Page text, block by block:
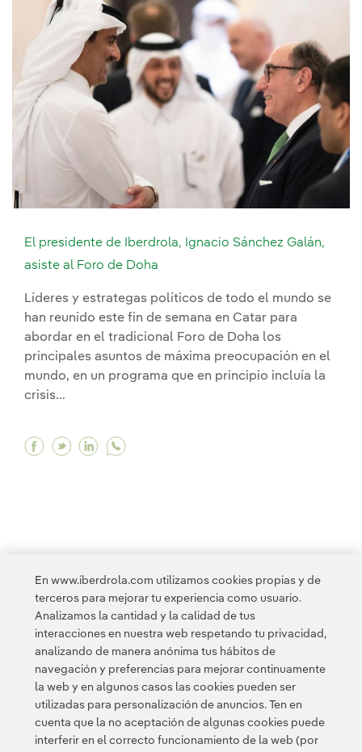
El presidente de Iberdrola, Ignacio Sánchez Galán,
asiste al Foro de Doha
Líderes y estrategas políticos de todo el mundo se
han reunido este fin de semana en Catar para
abordar en el tradicional Foro de Doha los
principales asuntos de máxima preocupación en el
mundo, en un programa que en principio incluía la
crisis...
Facebook El presidente de Iberdrola, Ignacio
Twitter El presidente de Iberdrola, Ignacio
Linkedin El presidente de Iberdrola,
12 13 15 16
Contacta Clientes Política de Privacidad Información legal
En www.iberdrola.com utilizamos cookies propias y de
terceros para mejorar tu experiencia como usuario.
Analizamos la cantidad y la calidad de tus
interacciones en nuestra web respetando tu privacidad,
analizando de manera anónima tus hábitos de
navegación y preferencias para mejorar continuamente
la web y en algunos casos las cookies pueden ser
utilizadas para personalización de anuncios. Ten en
cuenta que la no aceptación de algunas cookies puede
interferir en el correcto funcionamiento de la web (por